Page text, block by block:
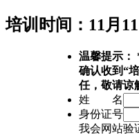
培训时间： 11月
温馨提示：
确认收到“
任，敬请谅
姓 名
身份证号
我会网站验